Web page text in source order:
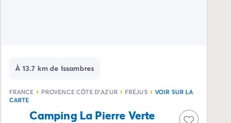
À 13.7 km de Issambres
FRANCE PROVENCE CÔTE D'AZUR FRÉJUS
VOIR SUR LA
CARTE
Camping La Pierre Verte